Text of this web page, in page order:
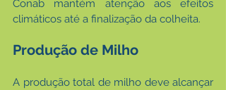
Conab mantém atenção aos efeitos
climáticos até a finalização da colheita.
Produção de Milho
A produção total de milho deve alcançar